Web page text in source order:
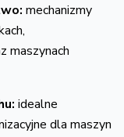
mechanizmy
maszynach
idealne
dla maszyn